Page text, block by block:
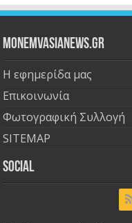
Monemvasianews.gr
Η εφημερίδα μας
Επικοινωνία
Φωτογραφική Συλλογή
SITEMAP
Social